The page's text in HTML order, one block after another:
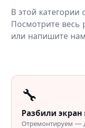
В этой категории
Посмотрите весь
или напишите
🔧
Разбили
Отремонтируем —